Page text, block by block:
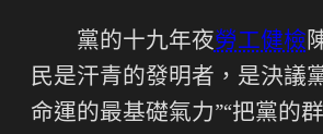
黨的十九年夜勞工健檢
民是汗青的發明者，是決議
命運的最基礎氣力”“把黨的